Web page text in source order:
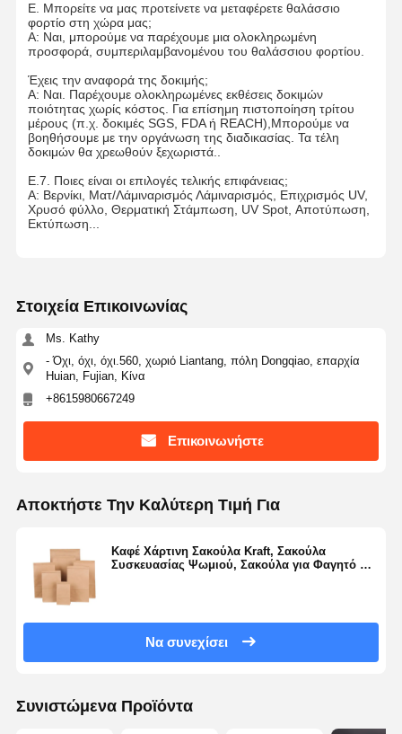
Ε. Μπορείτε να μας προτείνετε να μεταφέρετε θαλάσσιο
φορτίο στη χώρα μας;
Α: Ναι, μπορούμε να παρέχουμε μια ολοκληρωμένη
προσφορά, συμπεριλαμβανομένου του θαλάσσιου φορτίου.
Έχεις την αναφορά της δοκιμής;
Α: Ναι. Παρέχουμε ολοκληρωμένες εκθέσεις δοκιμών
ποιότητας χωρίς κόστος. Για επίσημη πιστοποίηση τρίτου
μέρους (π.χ. δοκιμές SGS, FDA ή REACH),Μπορούμε να
βοηθήσουμε με την οργάνωση της διαδικασίας. Τα τέλη
δοκιμών θα χρεωθούν ξεχωριστά..
Ε.7. Ποιες είναι οι επιλογές τελικής επιφάνειας;
Α: Βερνίκι, Ματ/Λάμιναρισμός Λάμιναρισμός, Επιχρισμός UV,
Χρυσό φύλλο, Θερματική Στάμπωση, UV Spot, Αποτύπωση,
Εκτύπωση...
Στοιχεία Επικοινωνίας
Ms. Kathy
- Όχι, όχι, όχι.560, χωριό Liantang, πόλη Dongqiao, επαρχία
Huian, Fujian, Κίνα
+8615980667249
Επικοινωνήστε
Αποκτήστε Την Καλύτερη Τιμή Για
Καφέ Χάρτινη Σακούλα Kraft, Σακούλα
Συσκευασίας Ψωμιού, Σακούλα για Φαγητό σε
Να συνεχίσει
Συνιστώμενα Προϊόντα